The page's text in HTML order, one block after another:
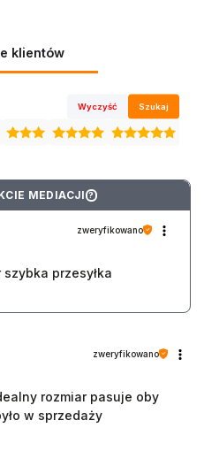
klientów
Wyczyść Szukaj
MEDIACJI ?
zweryfikowano
szybka przesyłka
zweryfikowano
rozmiar pasuje oby
w sprzedaży